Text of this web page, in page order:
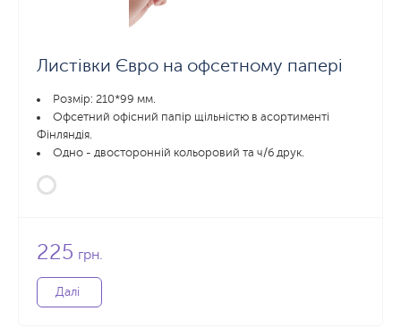
Листівки Євро на офсетному папері
Розмір: 210*99 мм.
Офсетний офісний папір щільністю в асортименті
Фінляндія.
Одно - двосторонній кольоровий та ч/б друк.
225 грн.
Далі